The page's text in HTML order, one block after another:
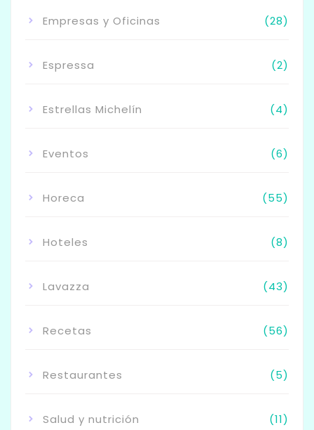
Empresas y Oficinas (28)
Espressa (2)
Estrellas Michelín (4)
Eventos (6)
Horeca (55)
Hoteles (8)
Lavazza (43)
Recetas (56)
Restaurantes (5)
Salud y nutrición (11)